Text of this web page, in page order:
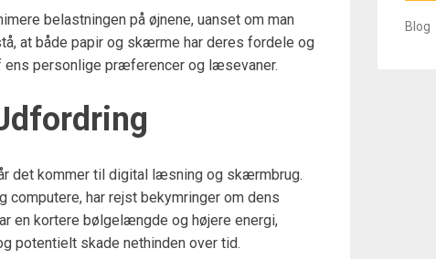
belastningen på øjnene, uanset om man
at både papir og skærme har deres fordele og
personlige præferencer og læsevaner.
det kommer til digital læsning og skærmbrug.
har rejst bekymringer om dens
en kortere bølgelængde og højere energi,
potentielt skade nethinden over tid.
Blog